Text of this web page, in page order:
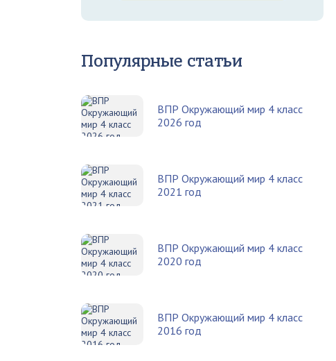
Популярные статьи
ВПР Окружающий мир 4 класс
2026 год
ВПР Окружающий мир 4 класс
2021 год
ВПР Окружающий мир 4 класс
2020 год
ВПР Окружающий мир 4 класс
2016 год